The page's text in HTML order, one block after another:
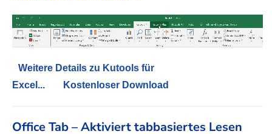
Weitere Details zu Kutools für
Excel...
Kostenloser Download
Office Tab – Aktiviert tabbasiertes Lesen